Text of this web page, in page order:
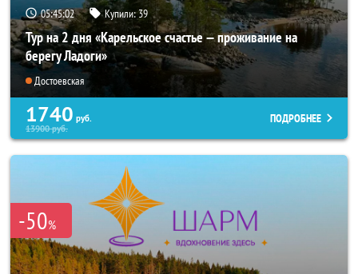
05:45:01 Купили:39
Тур на 2 дня «Карельское счастье — проживание на
берегу Ладоги»
Достоевская
1740 руб.
13900руб.
ПОДРОБНЕЕ
-50%